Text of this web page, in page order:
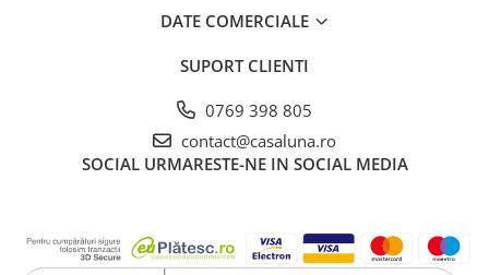
DATE COMERCIALE
SUPORT CLIENTI
0769 398 805
contact@casaluna.ro
SOCIAL URMARESTE-NE IN SOCIAL MEDIA